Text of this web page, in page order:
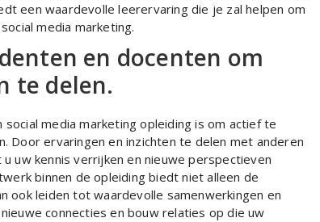
een waardevolle leerervaring die je zal helpen om
media marketing.
en docenten om
te delen.
media marketing opleiding is om actief te
Door ervaringen en inzichten te delen met anderen
uw kennis verrijken en nieuwe perspectieven
binnen de opleiding biedt niet alleen de
ook leiden tot waardevolle samenwerkingen en
connecties en bouw relaties op die uw